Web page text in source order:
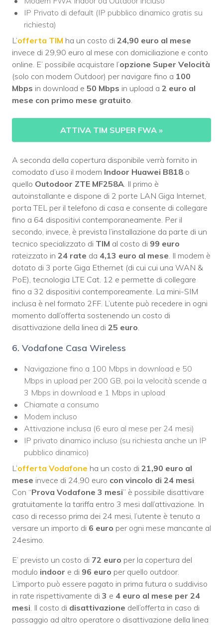
IP Privato di default (IP pubblico dinamico gratis su
richiesta)
L’offerta TIM ha un costo di 24,90 euro al mese
invece di 29,90 euro al mese con domiciliazione e conto
online. E’ possibile acquistare l’opzione Super Velocità
(solo con modem Outdoor) per navigare fino a 100
Mbps in download e 50 Mbps in upload a 2 euro al
mese con primo mese gratuito
ATTIVA TIM SUPER FWA »
A seconda della copertura disponibile verrà fornito in
comodato d’uso il modem Indoor Huawei B818 o
quello Outodoor ZTE MF258A . Il primo è
autoinstallante e dispone di 2 porte LAN Giga Internet,
porta TEL per il telefono di casa e consente di collegare
fino a 64 dispositivi contemporaneamente. Per il
secondo, invece, è prevista l’installazione da parte di un
tecnico specializzato di TIM al costo di 99 euro
rateizzato in 24 rate da 4,13 euro al mese . Il modem è
dotato di 3 porte Giga Ethernet (di cui cui una WAN &
PoE), tecnologia LTE Cat. 12 e permette di collegare
fino a 32 dispositivi contemporeamente. La mini-SIM
inclusa è nel formato 2FF. L’utente può recedere in ogni
momento dall’offerta sostenendo un costo di
disattivazione della linea di 25 euro
6. Vodafone Casa Wireless
Navigazione fino a 100 Mbps in download e 50
Mbps in upload per 200 GB, poi la velocità scende a
3 Mbps in download e 1 Mbps in upload
Chiamate a consumo
Modem incluso
Attivazione inclusa (6 euro al mese per 24 mesi)
IP privato dinamico incluso (su richiesta anche un IP
pubblico dinamico)
L’offerta Vodafone ha un costo di 21,90 euro al
mese invece di 24,90 euro con vincolo di 24 mesi
Con “Prova Vodafone 3 mesi” è possibile disattivare
gratuitamente la tariffa entro 3 mesi dall’attivazione. In
caso di recesso prima dei 24 mesi, l’utente è tenuto a
versare un importo di 6 euro per ogni mese mancante al
24esimo.
E’ previsto un costo di 72 euro per la copertura del
modulo indoor e di 96 euro per quello outdoor.
L’importo può essere pagato in prima futura o suddiviso
in rate rispettivamente di 3 e 4 euro al mese per 24
mesi . Il costo di disattivazione dell’offerta in caso di
passaggio ad altro operatore o disattivazione della linea